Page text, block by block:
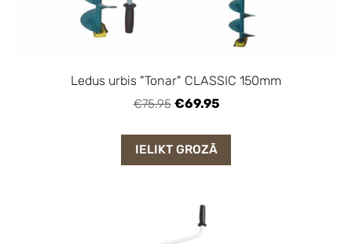
Ledus urbis "Tonar" CLASSIC 150mm
€75.95 €69.95
IELIKT GROZĀ